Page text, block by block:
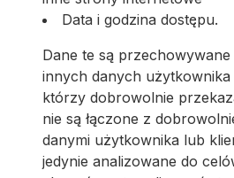
Data i godzina dostępu.
Dane te są przechowywane
innych danych
którzy dobrowolnie
nie są łączone z
danymi użytkownika lub
jedynie analizowane do